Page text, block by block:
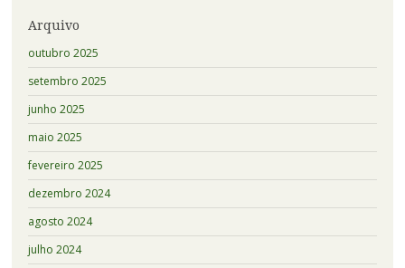
Arquivo
outubro 2025
setembro 2025
junho 2025
maio 2025
fevereiro 2025
dezembro 2024
agosto 2024
julho 2024